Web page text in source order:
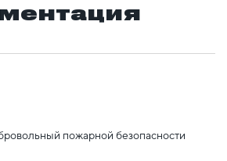
пожарной безопасности